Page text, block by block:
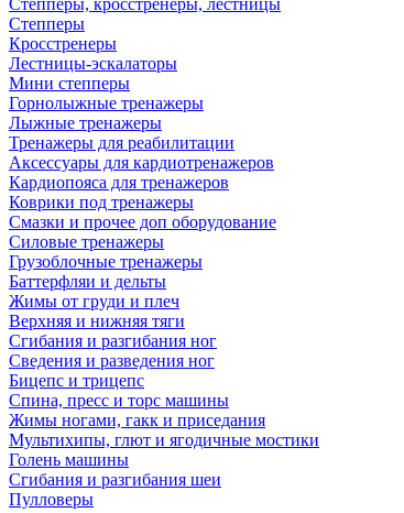
Степперы, кросстренеры, лестницы
Степперы
Кросстренеры
Лестницы-эскалаторы
Мини степперы
Горнолыжные тренажеры
Лыжные тренажеры
Тренажеры для реабилитации
Аксессуары для кардиотренажеров
Кардиопояса для тренажеров
Коврики под тренажеры
Смазки и прочее доп оборудование
Силовые тренажеры
Грузоблочные тренажеры
Баттерфляи и дельты
Жимы от груди и плеч
Верхняя и нижняя тяги
Сгибания и разгибания ног
Сведения и разведения ног
Бицепс и трицепс
Спина, пресс и торс машины
Жимы ногами, гакк и приседания
Мультихипы, глют и ягодичные мостики
Голень машины
Сгибания и разгибания шеи
Пулловеры